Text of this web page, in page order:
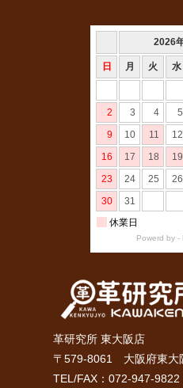
革研究所 東大阪店
〒579-8061 大阪府東大
TEL/FAX：072-947-9822